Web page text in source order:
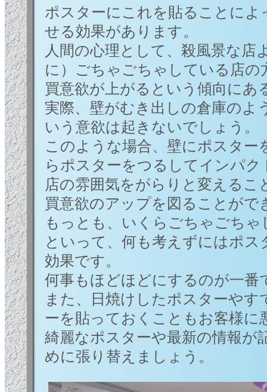
ポスターにこれを貼ることに
せる効果があります。
人間の心理として、殺風景な店
に）ごちゃごちゃしている店
買意欲が上がるという傾向にあ
実際、壁がむき出しの倉庫のよ
いう意欲は起きないでしょう。
このような場合、壁にポスター
らポスターをつるしてインパ
店の雰囲気をがらりと変えるこ
買意欲のアップを図ることがで
もっとも、いくらごちゃごち
といって、何も考えずにはポ
効果です。
何事もほどほどにするのが一番
また、日焼けしたポスターや
ーを貼っておくこともお客様に
綺麗なポスターや最新の情報が
めに張り替えましょう。